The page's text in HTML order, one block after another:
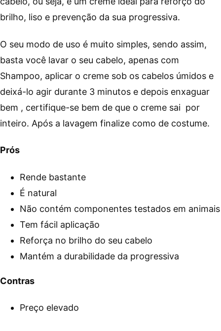
brilho, liso e prevenção da sua progressiva.
O seu modo de uso é muito simples, sendo assim,
basta você lavar o seu cabelo, apenas com
Shampoo, aplicar o creme sob os cabelos úmidos e
deixá-lo agir durante 3 minutos e depois enxaguar
bem , certifique-se bem de que o creme sai por
inteiro. Após a lavagem finalize como de costume.
Prós
Rende bastante
É natural
Não contém componentes testados em animais
Tem fácil aplicação
Reforça no brilho do seu cabelo
Mantém a durabilidade da progressiva
Contras
Preço elevado